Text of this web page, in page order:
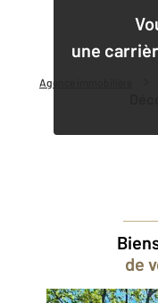
Agence immobilière
une
de